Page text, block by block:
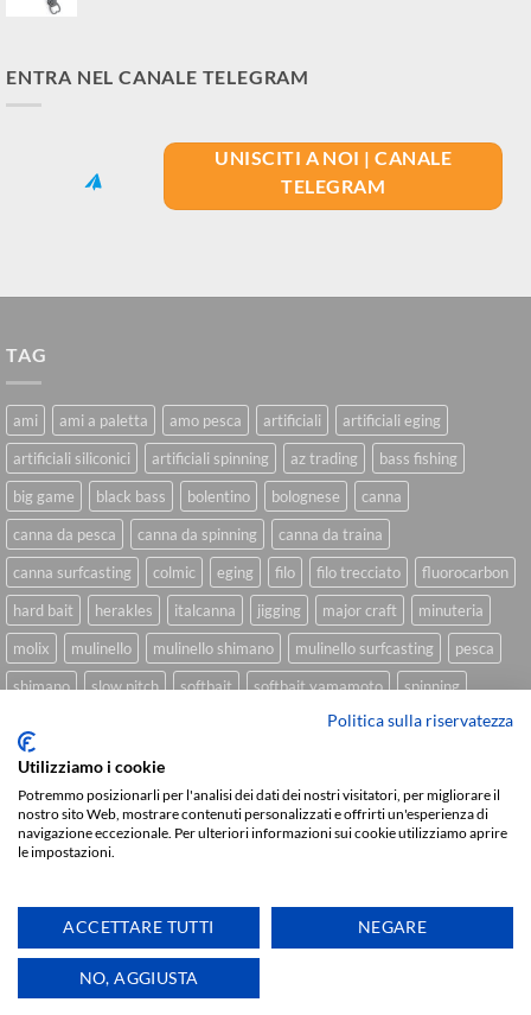
ENTRA NEL CANALE TELEGRAM
UNISCITI A NOI | CANALE
TELEGRAM
TAG
ami ami a paletta amo pesca artificiali
artificiali eging
artificiali siliconici
artificiali spinning az trading
bass fishing
big game
black bass bolentino bolognese
canna
canna da pesca
canna da spinning
canna da traina
canna surfcasting
colmic eging filo filo trecciato
fluorocarbon
hard bait
herakles italcanna jigging major craft
minuteria
molix
mulinello mulinello shimano mulinello surfcasting
pesca
shimano
slow pitch softbait softbait yamamoto
spinning
trecciato trolling tubertini
Sviluppato daWe Blink Design
CHI SIAMO BLOG FAQ CONTATTI
Copyright 2026 © IlMaestralePesca.it
Politica sulla riservatezza
Utilizziamo i cookie
Potremmo posizionarli per l'analisi dei dati dei nostri visitatori, per migliorare il
nostro sito Web, mostrare contenuti personalizzati e offrirti un'esperienza di
navigazione eccezionale. Per ulteriori informazioni sui cookie utilizziamo aprire
le impostazioni.
ACCETTARE TUTTI NEGARE
NO, AGGIUSTA